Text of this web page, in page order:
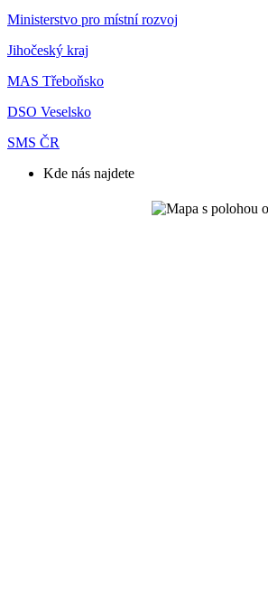
Ministerstvo pro místní rozvoj
Jihočeský kraj
MAS Třeboňsko
DSO Veselsko
SMS ČR
Kde nás najdete